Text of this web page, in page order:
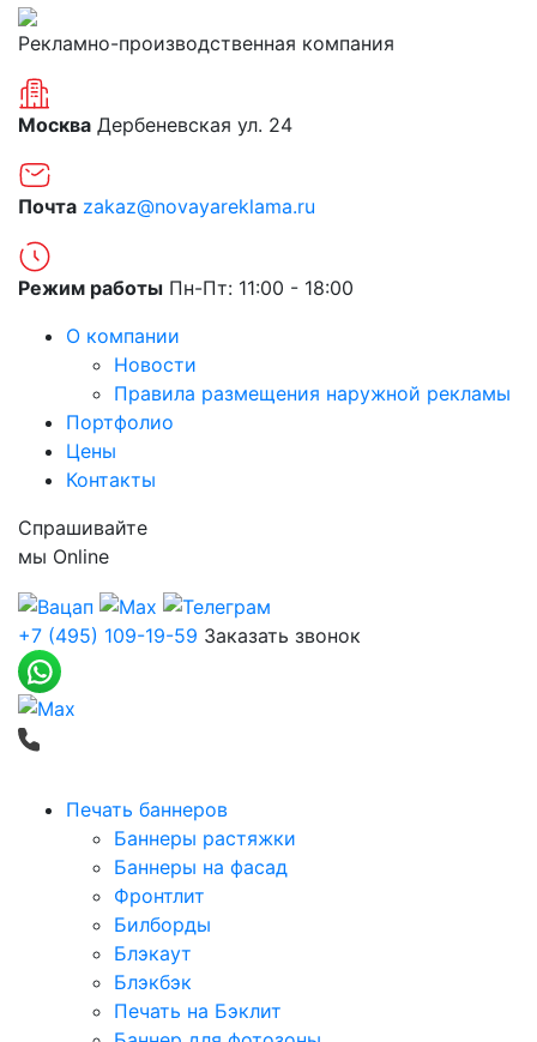
Рекламно-производственная компания
Москва Дербеневская ул. 24
Почта zakaz@novayareklama.ru
Режим работы Пн-Пт: 11:00 - 18:00
О компании
Новости
Правила размещения наружной рекламы
Портфолио
Цены
Контакты
Спрашивайте
мы Online
+7 (495) 109-19-59 Заказать звонок
Печать баннеров
Баннеры растяжки
Баннеры на фасад
Фронтлит
Билборды
Блэкаут
Блэкбэк
Печать на Бэклит